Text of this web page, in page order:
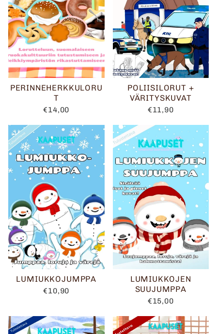
PERINNEHERKKULORU
T
€14,00
POLIISILORUT +
VÄRITYSKUVAT
€11,90
LUMIUKKOJUMPPA
€10,90
LUMIUKKOJEN
SUUJUMPPA
€15,00